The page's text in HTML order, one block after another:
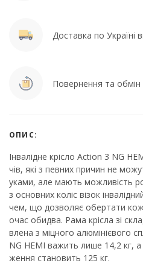
Доставка по Україні
Повернення та обмін
ОПИС:
Інвалідне крісло Action 3 NG
чів, які з певних причин не
уками, але мають можливість
з основних коліс візок
чем, що дозволяє обертати
очас обидва. Рама крісла зі
влена з міцного алюмінієвого
NG HEMI важить лише 14,2 кг,
ження становить 125 кг.